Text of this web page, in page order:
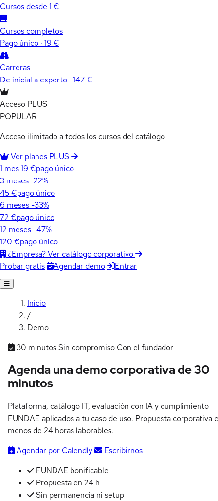
Cursos desde 1 €
Cursos completos
Pago único · 19 €
Carreras
De inicial a experto · 147 €
Acceso PLUS
POPULAR
Acceso ilimitado a todos los cursos del catálogo
Ver planes PLUS
1 mes19 €pago único
3 meses -22%
45 €pago único
6 meses -33%
72 €pago único
12 meses -47%
120 €pago único
¿Empresa? Ver catálogo corporativo
Probar gratis
Agendar demo Entrar
Inicio
/
Demo
30 minutosSin compromiso Con el fundador
Agenda una demo corporativa de30
minutos
Plataforma, catálogo IT, evaluación con IA y cumplimiento
FUNDAE aplicados a tu caso de uso. Propuesta corporativa
menos de 24 horas laborables.
Agendar por Calendly
Escribirnos
FUNDAE bonificable
Propuesta en 24 h
Sin permanencia ni setup